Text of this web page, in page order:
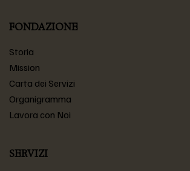
FONDAZIONE
Storia
Mission
Carta dei Servizi
Organigramma
Lavora con Noi
SERVIZI